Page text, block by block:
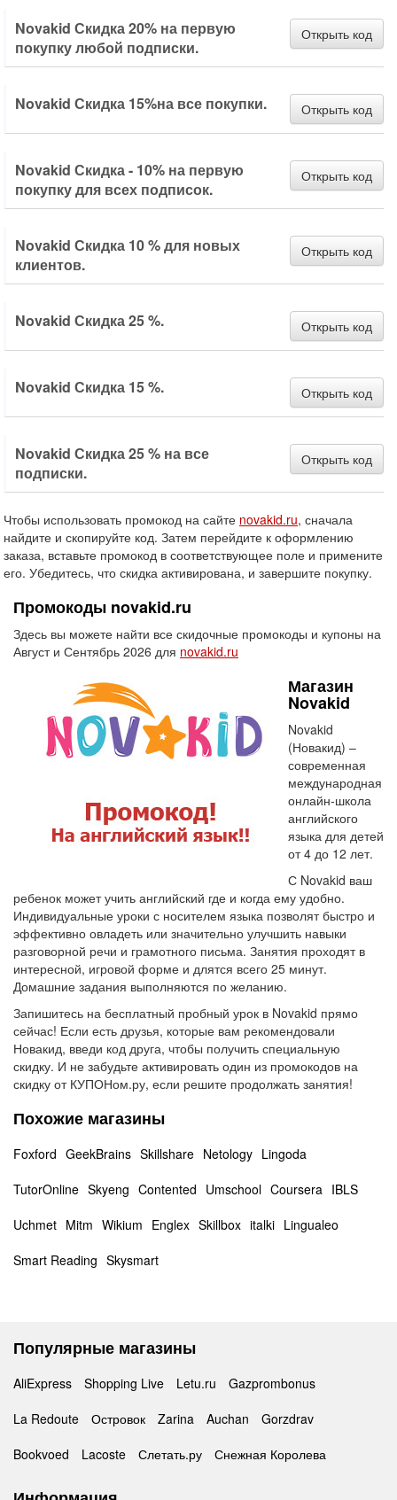
Novakid Скидка 20% на первую
покупку любой подписки.
Открыть код
Novakid Скидка 15%на все покупки. Открыть код
Novakid Скидка - 10% на первую
покупку для всех подписок.
Открыть код
Novakid Скидка 10 % для новых
клиентов.
Открыть код
Novakid Скидка 25 %. Открыть код
Novakid Скидка 15 %. Открыть код
Novakid Скидка 25 % на все
подписки.
Открыть код
Чтобы использовать промокод на сайте novakid.ru, сначала
найдите и скопируйте код. Затем перейдите к оформлению
заказа, вставьте промокод в соответствующее поле и примените
его. Убедитесь, что скидка активирована, и завершите покупку.
Промокоды novakid.ru
Здесь вы можете найти все скидочные промокоды и купоны на
Август и Сентябрь 2026 для novakid.ru
Магазин
Novakid
Novakid
(Новакид) –
современная
международная
онлайн-школа
английского
языка для детей
от 4 до 12 лет.
С Novakid ваш
ребенок может учить английский где и когда ему удобно.
Индивидуальные уроки с носителем языка позволят быстро и
эффективно овладеть или значительно улучшить навыки
разговорной речи и грамотного письма. Занятия проходят в
интересной, игровой форме и длятся всего 25 минут.
Домашние задания выполняются по желанию.
Запишитесь на бесплатный пробный урок в Novakid прямо
сейчас! Если есть друзья, которые вам рекомендовали
Новакид, введи код друга, чтобы получить специальную
скидку. И не забудьте активировать один из промокодов на
скидку от КУПОНом.ру, если решите продолжать занятия!
Похожие магазины
Foxford GeekBrains Skillshare Netology Lingoda
TutorOnline Skyeng Contented Umschool Coursera IBLS
Uchmet Mitm Wikium Englex Skillbox italki Lingualeo
Smart Reading Skysmart
Популярные магазины
AliExpress Shopping Live Letu.ru
Gazprombonus
La Redoute
Островок Zarina Auchan
Gorzdrav
Bookvoed
Lacoste Слетать.ру Снежная Королева